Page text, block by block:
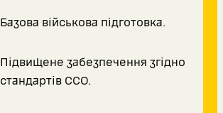
Базова військова підготовка.
Підвищене забезпечення згідно
стандартів ССО.